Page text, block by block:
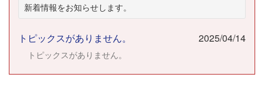
新着情報をお知らせします。
トピックスがありません。 2025/04/14
トピックスがありません。